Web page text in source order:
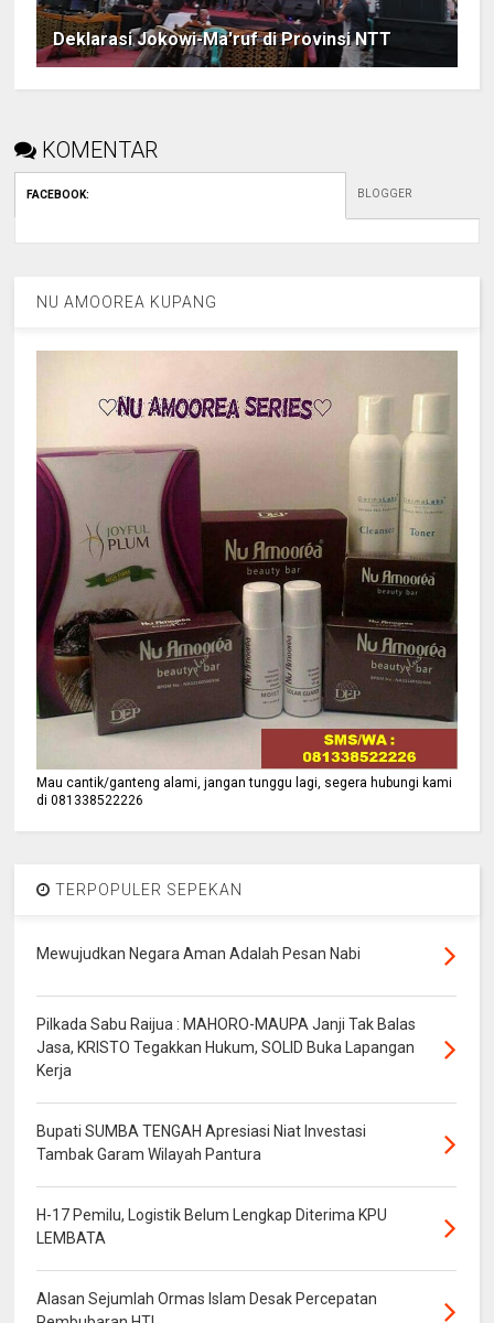
Deklarasi Jokowi-Ma'ruf di Provinsi NTT
KOMENTAR
FACEBOOK: BLOGGER
NU AMOOREA KUPANG
Mau cantik/ganteng alami, jangan tunggu lagi, segera hubungi kami
di 081338522226
TERPOPULER SEPEKAN
Mewujudkan Negara Aman Adalah Pesan Nabi
Pilkada Sabu Raijua : MAHORO-MAUPA Janji Tak Balas
Jasa, KRISTO Tegakkan Hukum, SOLID Buka Lapangan
Kerja
Bupati SUMBA TENGAH Apresiasi Niat Investasi
Tambak Garam Wilayah Pantura
H-17 Pemilu, Logistik Belum Lengkap Diterima KPU
LEMBATA
Alasan Sejumlah Ormas Islam Desak Percepatan